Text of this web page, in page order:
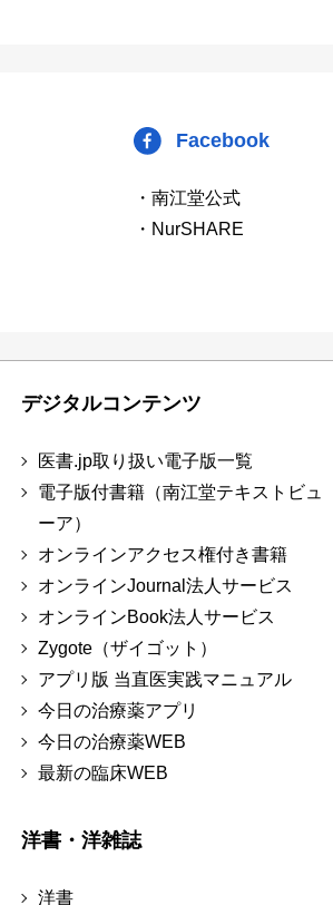
Facebook
・南江堂公式
・NurSHARE
デジタルコンテンツ
医書.jp取り扱い電子版一覧
電子版付書籍（南江堂テキストビュ
ーア）
オンラインアクセス権付き書籍
オンラインJournal法人サービス
オンラインBook法人サービス
Zygote（ザイゴット）
アプリ版 当直医実践マニュアル
今日の治療薬アプリ
今日の治療薬WEB
最新の臨床WEB
洋書・洋雑誌
洋書